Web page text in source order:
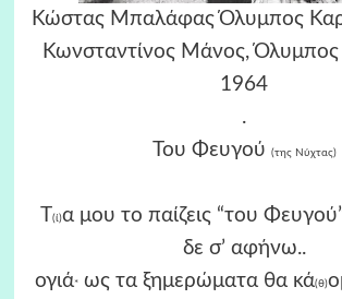
Κώστας Μπαλάφας Όλυμπος
Κωνσταντίνος Μάνος,
1964
.
Του Φευγού (της Νύχτας)
Τ(ί)α μου το παίζεις “του
δε σ’ αφήνω..
ογιά*ως τα ξημερώματα θα κά(θ)